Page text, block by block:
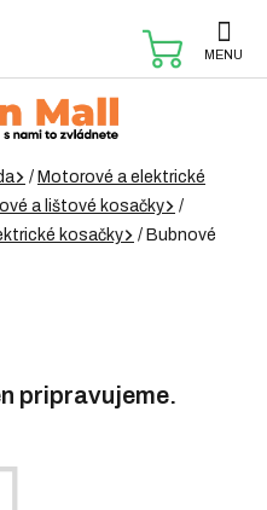
/ Motorové a elektrické
a lištové kosačky
/
kosačky / Bubnové
pripravujeme.